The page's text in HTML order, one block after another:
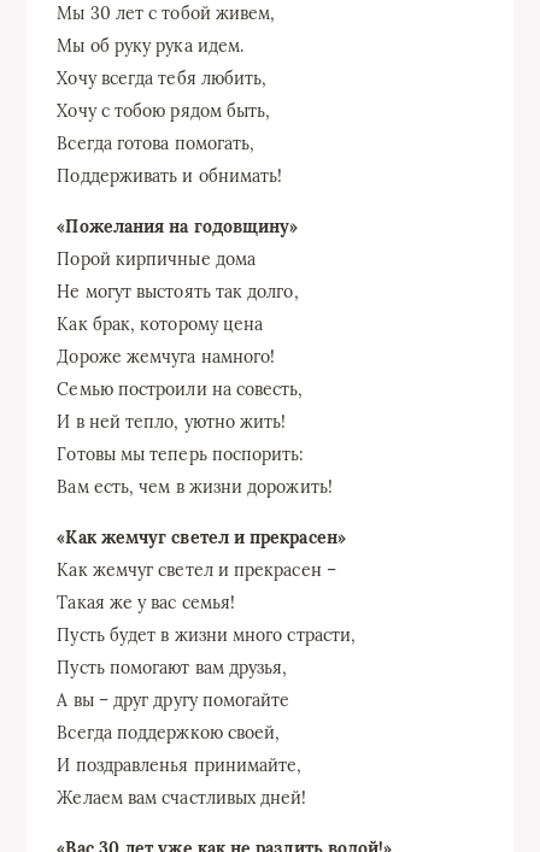
Мы 30 лет с тобой живем,
Мы об руку рука идем.
Хочу всегда тебя любить,
Хочу с тобою рядом быть,
Всегда готова помогать,
Поддерживать и обнимать!
«Пожелания на годовщину»
Порой кирпичные дома
Не могут выстоять так долго,
Как брак, которому цена
Дороже жемчуга намного!
Семью построили на совесть,
И в ней тепло, уютно жить!
Готовы мы теперь поспорить:
Вам есть, чем в жизни дорожить!
«Как жемчуг светел и прекрасен»
Как жемчуг светел и прекрасен –
Такая же у вас семья!
Пусть будет в жизни много страсти,
Пусть помогают вам друзья,
А вы – друг другу помогайте
Всегда поддержкою своей,
И поздравленья принимайте,
Желаем вам счастливых дней!